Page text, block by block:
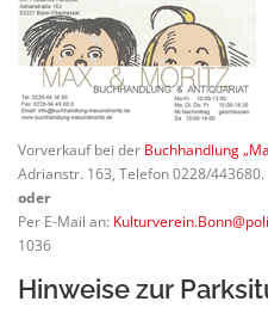
Vorverkauf bei der Buchhandlung
Adrianstr. 163, Telefon 0228/443680.
oder
Per E-Mail an:
1036
Hinweise zur